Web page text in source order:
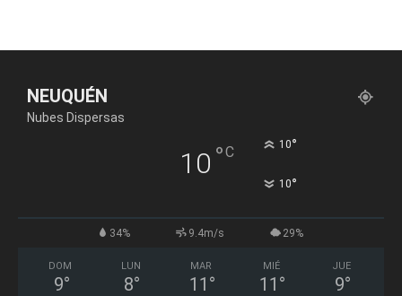
NEUQUÉN
Nubes Dispersas
10 °C 10°
10°
34% 9.4m/s 29%
DOM
9°
LUN
8°
MAR
11 °
MIÉ
11 °
JUE
9°